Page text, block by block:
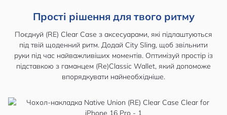
Прості рішення для твого ритму
Поєднуй (RE) Clear Case з аксесуарами, які підлаштуються
під твій щоденний ритм. Додай City Sling, щоб звільнити
руки під час найважливіших моментів. Оптимізуй простір із
підставкою з гаманцем (Re)Classic Wallet, який допоможе
впорядкувати найнеобхідніше.